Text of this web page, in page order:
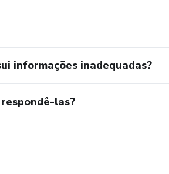
informações inadequadas?
las?